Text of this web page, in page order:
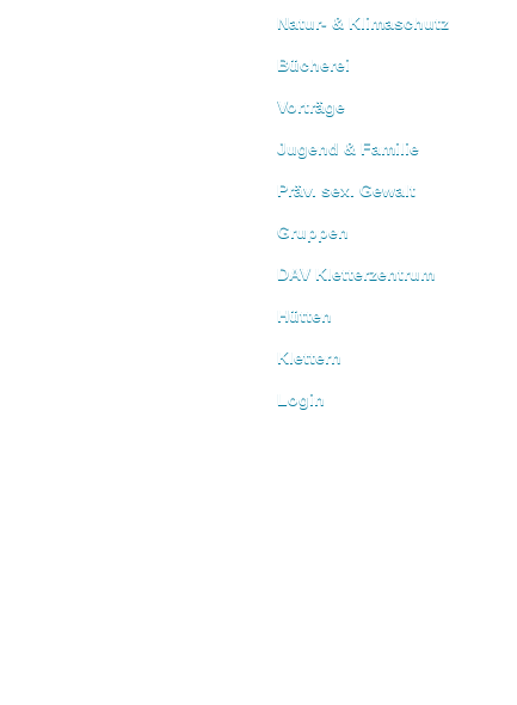
Natur- & Klimaschutz
Bücherei
Vorträge
Jugend & Familie
Präv. sex. Gewalt
Gruppen
DAV Kletterzentrum
Hütten
Klettern
Login